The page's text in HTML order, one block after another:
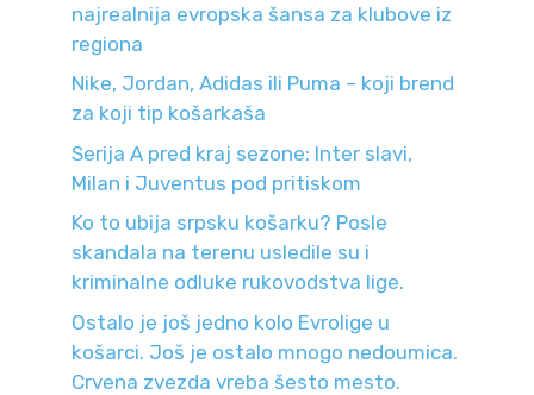
najrealnija evropska šansa za klubove iz
regiona
Nike, Jordan, Adidas ili Puma – koji brend
za koji tip košarkaša
Serija A pred kraj sezone: Inter slavi,
Milan i Juventus pod pritiskom
Ko to ubija srpsku košarku? Posle
skandala na terenu usledile su i
kriminalne odluke rukovodstva lige.
Ostalo je još jedno kolo Evrolige u
košarci. Još je ostalo mnogo nedoumica.
Crvena zvezda vreba šesto mesto.